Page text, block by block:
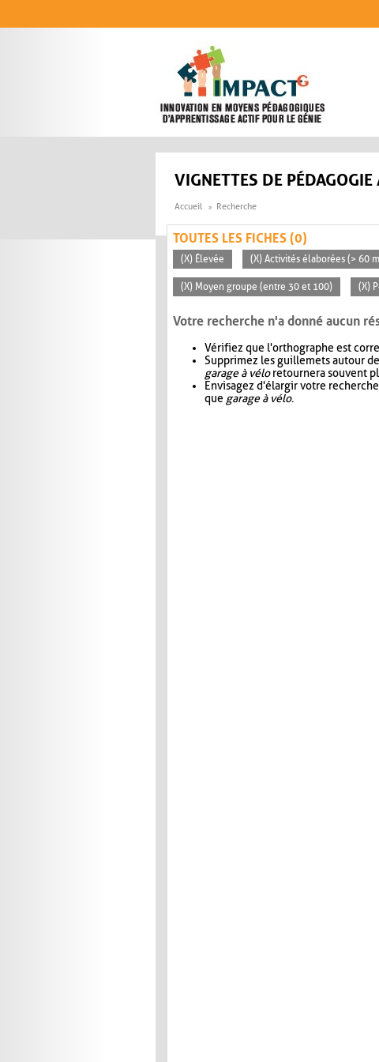
VIGNETTES DE PÉDAGOGIE
Accueil Recherche
TOUTES LES FICHES (0)
(X) Élevée (X) Activités élaborées (> 60
(X) Moyen groupe (entre 30 et 100) (X)
Votre recherche n'a donné aucun
Vérifiez que l'orthographe est
Supprimez les guillemets autour
garage à véloretournera souvent
Envisagez d'élargir votre
que garage à vélo.